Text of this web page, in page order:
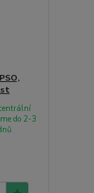
do 2-3